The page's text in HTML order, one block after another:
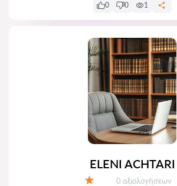
0 0 1
ELENI ACHTARI
Αξιολογήσεις:
0 αξιολογήσεων